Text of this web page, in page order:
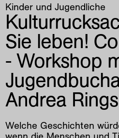
Kinder und Jugendliche
Sie leben!
- Workshop
Andrea Rings
Welche Geschichten